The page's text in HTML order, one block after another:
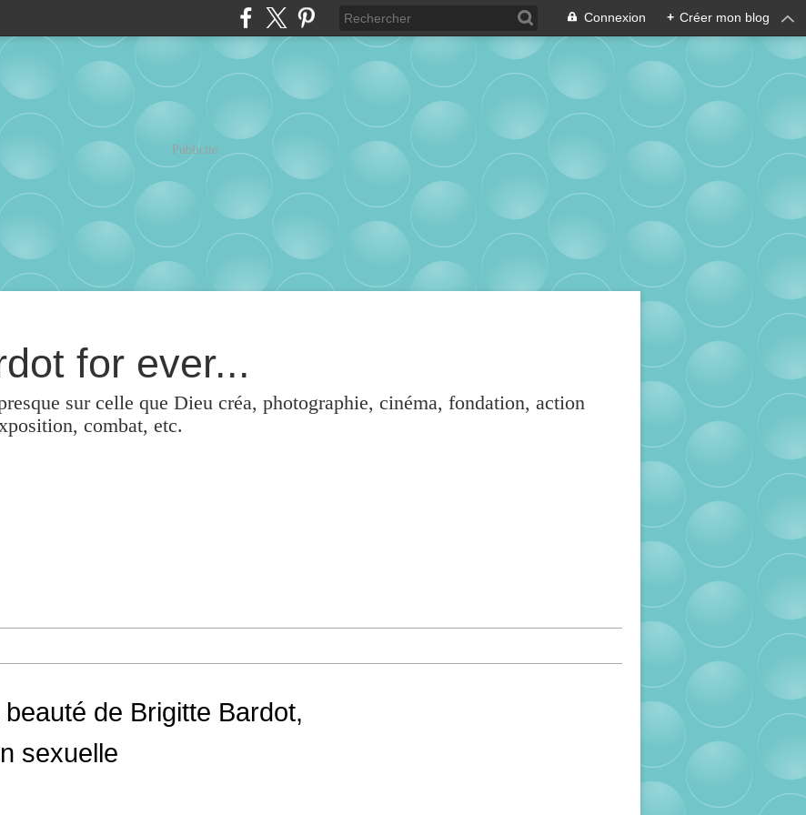
Connexion + Créer mon blog
Publicité
for ever...
sur celle que Dieu créa, photographie, cinéma, fondation, action
combat, etc.
de Brigitte Bardot,
sexuelle